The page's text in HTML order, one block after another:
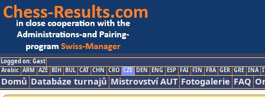
Logged on: Gast
Arabic ARM AZE BIH BUL CAT CHN CRO CZE DEN ENG ESP FAI FIN FRA GER GRE INA
Domů Databáze turnajů Mistrovství AUT Fotogalerie FAQ